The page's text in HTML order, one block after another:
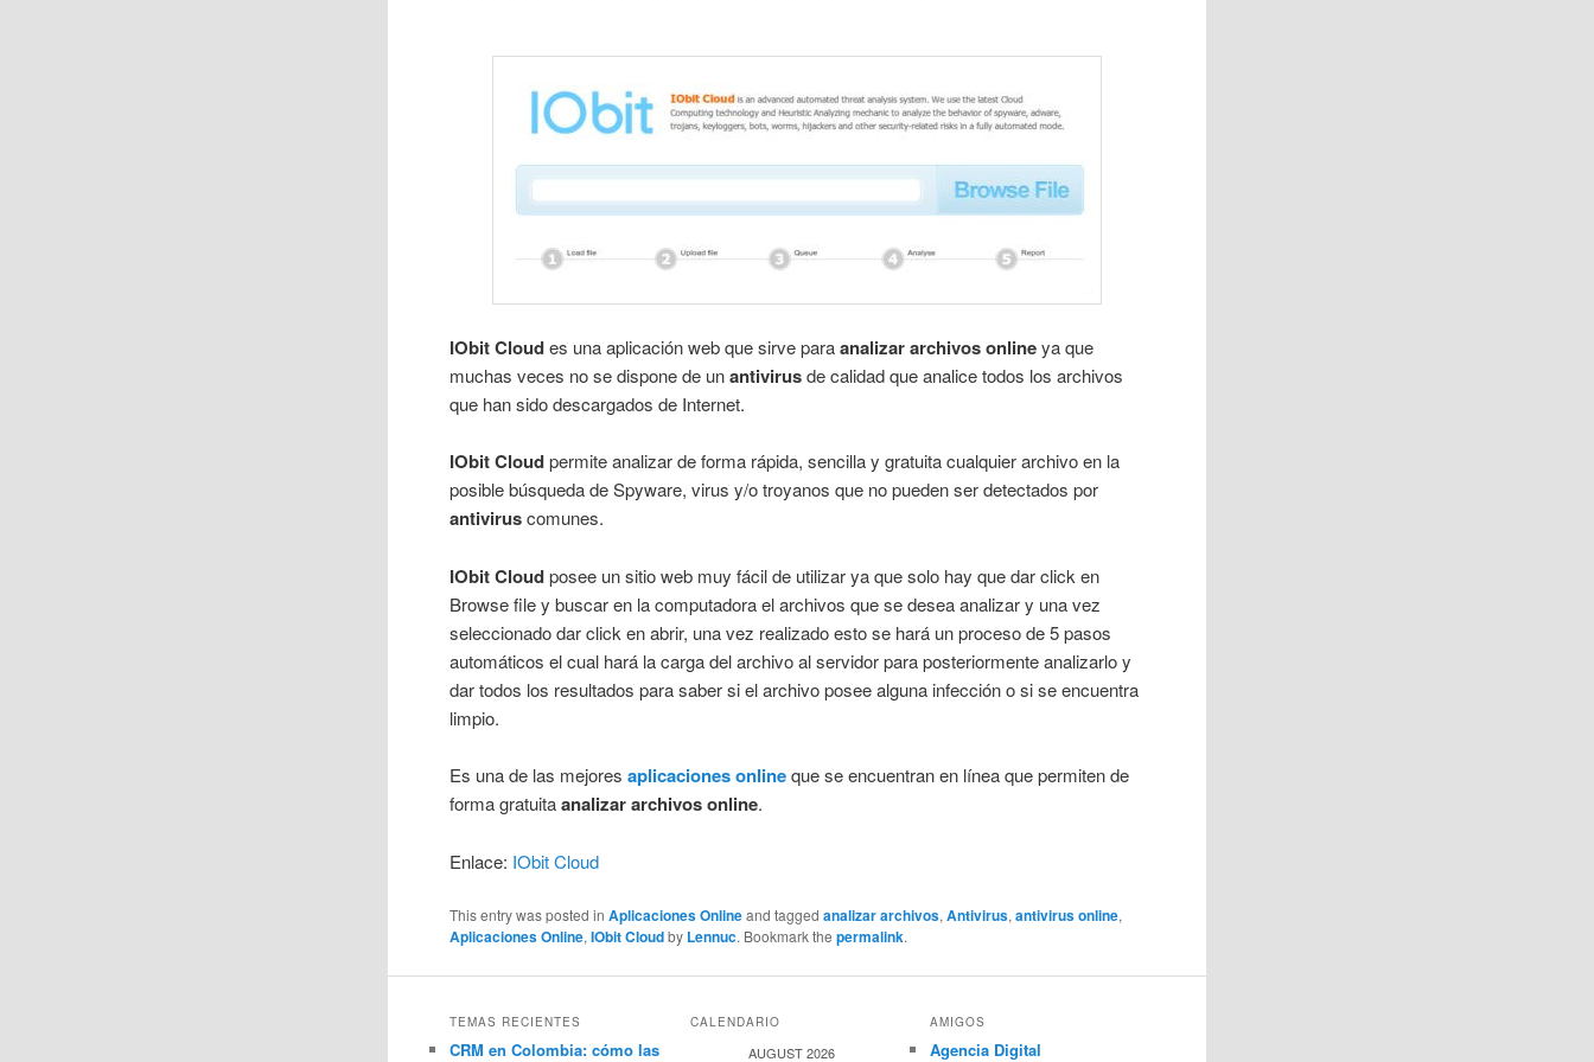
IObit Cloudes una aplicación web que sirve paraanalizar archivos onlineya que
muchas veces no se dispone de unantivirusde calidad que analice todos los archivos
que han sido descargados de Internet.
IObit Cloudpermite analizar de forma rápida, sencilla y gratuita cualquier archivo en la
posible búsqueda de Spyware, virus y/o troyanos que no pueden ser detectados por
antiviruscomunes.
IObit Cloudposee un sitio web muy fácil de utilizar ya que solo hay que dar click en
Browse file y buscar en la computadora el archivos que se desea analizar y una vez
seleccionado dar click en abrir, una vez realizado esto se hará un proceso de 5 pasos
automáticos el cual hará la carga del archivo al servidor para posteriormente analizarlo y
dar todos los resultados para saber si el archivo posee alguna infección o si se encuentra
limpio.
Es una de las mejoresaplicaciones onlineque se encuentran en línea que permiten de
forma gratuitaanalizar archivos online.
Enlace: IObit Cloud
This entry was posted inAplicaciones Onlineand taggedanalizar archivos,Antivirus,antivirus online,
Aplicaciones Online,IObit Cloudby Lennuc. Bookmark thepermalink.
TEMAS RECIENTES
CRM en Colombia: cómo las
CALENDARIO
AUGUST 2026
AMIGOS
Agencia Digital